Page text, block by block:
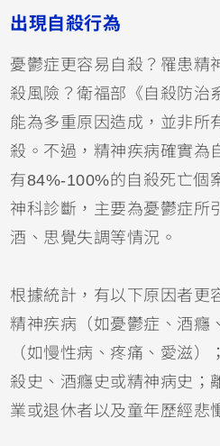
出現自殺行為
憂鬱症更容易自殺？罹患精
殺風險？衛福部《自殺防治
能為多重原因造成，並非所
殺。不過，精神疾病確實為
有84%-100%的自殺死亡個
神科診斷，主要為憂鬱症所
酒、思覺失調等情況。
根據統計，有以下原因者更
精神疾病（如憂鬱症、酒癮
（如慢性病、疼痛、愛滋
殺史、酒癮史或精神病史；
業或退休者以及童年歷經悲